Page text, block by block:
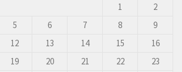
1
2
5 6 7 8
9
12 13 14 15
16
19 20 21 22
23